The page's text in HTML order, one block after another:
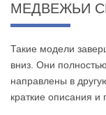
МЕДВЕЖЬИ
Такие модели
вниз. Они
направлены в
краткие описания